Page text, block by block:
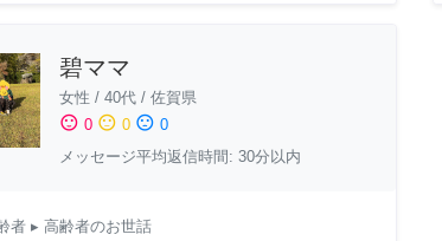
碧ママ
女性 / 40代 / 佐賀県
sentiment_satisfied 0 sentiment_neutral 0 sentiment_dissatisfied 0
メッセージ平均返信時間: 30分以内
者 ▸ 高齢者のお世話